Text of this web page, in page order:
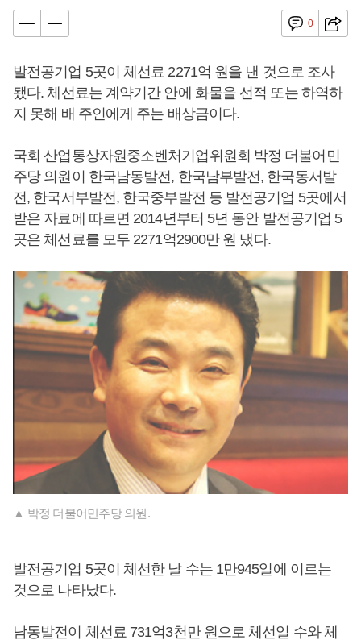
0
발전공기업 5곳이 체선료 2271억 원을 낸 것으로 조사
됐다. 체선료는 계약기간 안에 화물을 선적 또는 하역하
지 못해 배 주인에게 주는 배상금이다.
국회 산업통상자원중소벤처기업위원회 박정 더불어민
주당 의원이 한국남동발전, 한국남부발전, 한국동서발
전, 한국서부발전, 한국중부발전 등 발전공기업 5곳에서
받은 자료에 따르면 2014년부터 5년 동안 발전공기업 5
곳은 체선료를 모두 2271억2900만 원 냈다.
▲ 박정 더불어민주당 의원.
발전공기업 5곳이 체선한 날 수는 1만945일에 이르는
것으로 나타났다.
남동발전이 체선료 731억3천만 원으로 체선일 수와 체